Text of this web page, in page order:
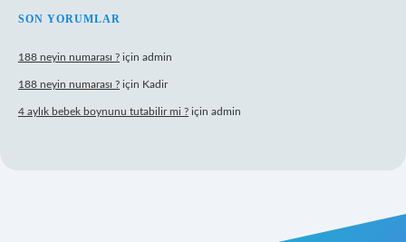
SON YORUMLAR
188 neyin numarası ? için admin
188 neyin numarası ? için Kadir
4 aylık bebek boynunu tutabilir mi ? için admin